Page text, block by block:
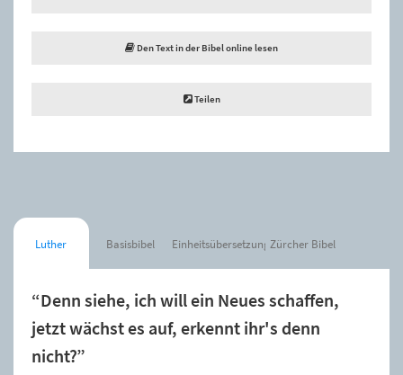
Den Text in der Bibel online lesen
Teilen
Luther Basisbibel Einheitsübersetzung Zürcher Bibel
“Denn siehe, ich will ein Neues schaffen,
jetzt wächst es auf, erkennt ihr's denn
nicht?”